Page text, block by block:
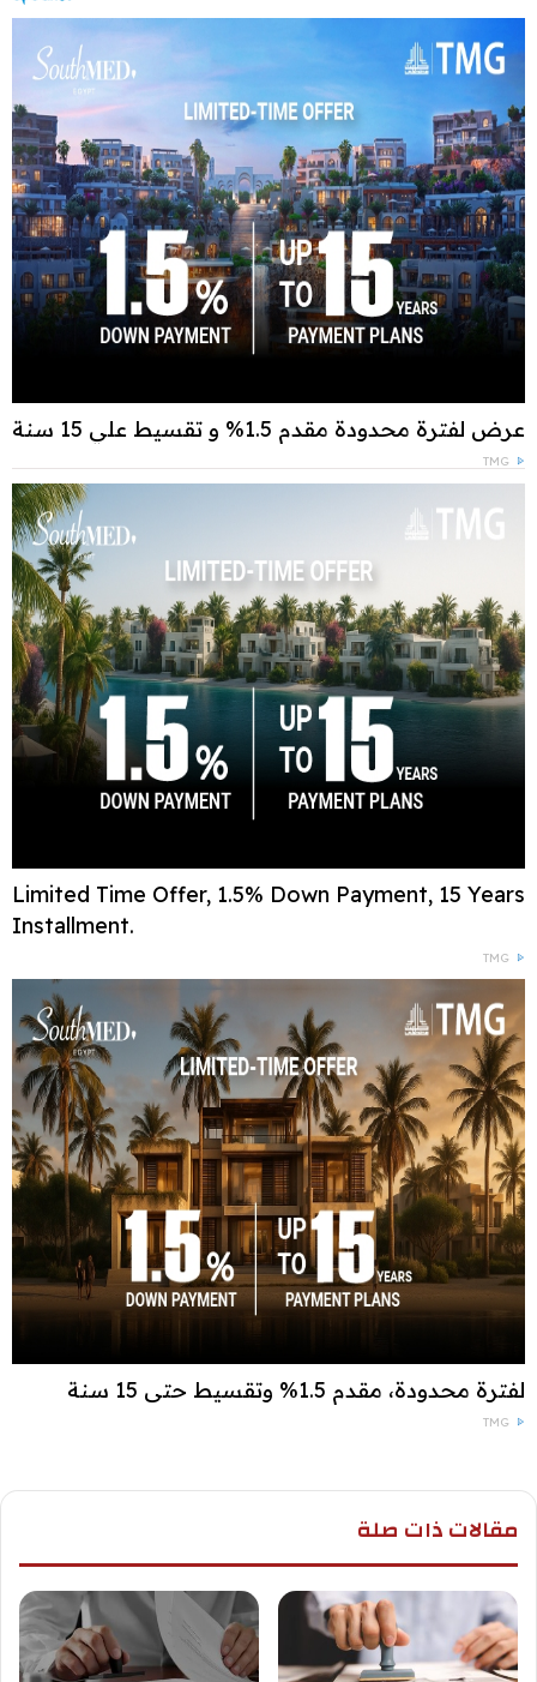
عرض لفترة محدودة مقدم 1.5% و تقسيط علي 15 سنة
TMG
Limited Time Offer, 1.5% Down Payment, 15 Years
Installment.
TMG
لفترة محدودة، مقدم 1.5% وتقسيط حتى 15 سنة
TMG
مقالات ذات صلة